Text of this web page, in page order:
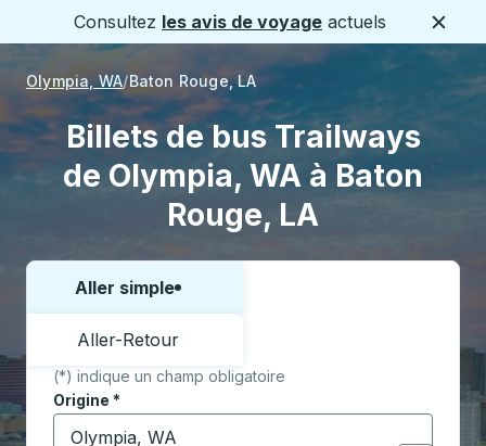
Consultez les avis de voyage actuels
Olympia, WA Baton Rouge, LA
Billets de bus Trailways
de Olympia, WA à Baton
Rouge, LA
Choisissez un sens ou un aller-retour:
Aller simple
Aller-Retour
(*) indique un champ obligatoire
Origine *